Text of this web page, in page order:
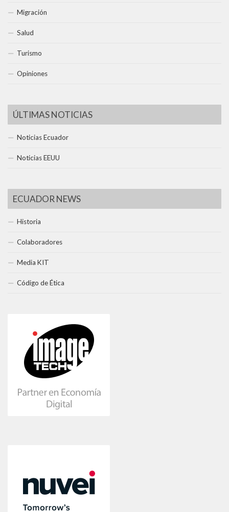
Migración
Salud
Turismo
Opiniones
ÚLTIMAS NOTICIAS
Noticias Ecuador
Noticias EEUU
ECUADOR NEWS
Historia
Colaboradores
Media KIT
Código de Ética